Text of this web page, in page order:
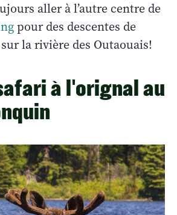
aller à l’autre centre de
pour des descentes de
la rivière des Outaouais!
à l'orignal au